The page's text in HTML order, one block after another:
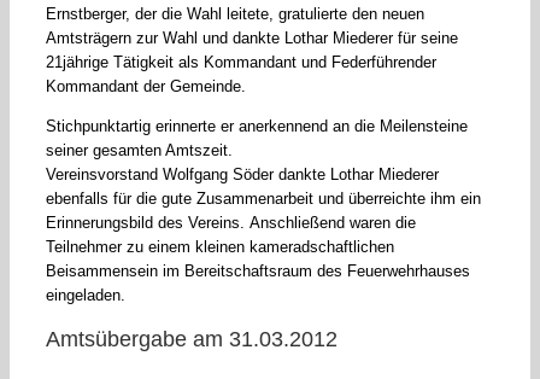
Ernstberger, der die Wahl leitete, gratulierte den neuen
Amtsträgern zur Wahl und dankte Lothar Miederer für seine
21jährige Tätigkeit als Kommandant und Federführender
Kommandant der Gemeinde.
Stichpunktartig erinnerte er anerkennend an die Meilensteine
seiner gesamten Amtszeit.
Vereinsvorstand Wolfgang Söder dankte Lothar Miederer
ebenfalls für die gute Zusammenarbeit und überreichte ihm ein
Erinnerungsbild des Vereins. Anschließend waren die
Teilnehmer zu einem kleinen kameradschaftlichen
Beisammensein im Bereitschaftsraum des Feuerwehrhauses
eingeladen.
Amtsübergabe am 31.03.2012